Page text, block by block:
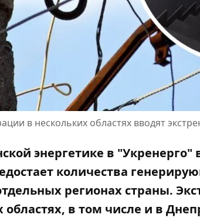
в нескольких областях вводят
энергетике в
количества
регионах страны.
в том числе и в